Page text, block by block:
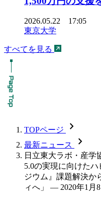
2026.05.22 17:05
東京大学
すべてを見る
TOPページ chevron_forward
最新ニュース chevron_forward
日立東大ラボ・産学
5.0の実現に向けた
ジウム』課題解決か
ィへ」 — 2020年1月